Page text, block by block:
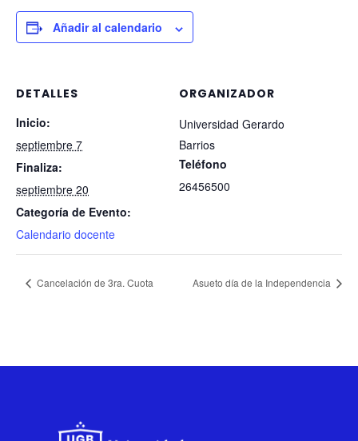
Añadir al calendario
DETALLES
Inicio:
septiembre 7
Finaliza:
septiembre 20
Categoría de Evento:
Calendario docente
ORGANIZADOR
Universidad Gerardo
Barrios
Teléfono
26456500
Cancelación de 3ra. Cuota Asueto día de la Independencia